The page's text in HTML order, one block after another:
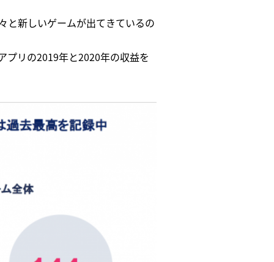
と新しいゲームが出てきているの
プリの2019年と2020年の収益を